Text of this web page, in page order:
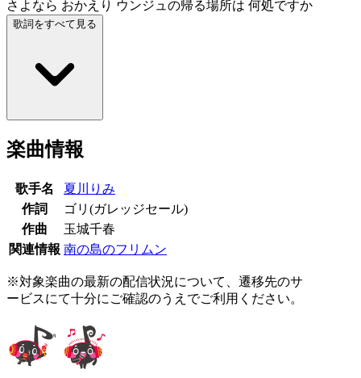
さよなら おかえり ウンジュの帰る場所は 何処ですか
歌詞をすべて見る
楽曲情報
歌手名
夏川りみ
作詞
ゴリ(ガレッジセール)
作曲
玉城千春
関連情報 南の島のフリムン
※対象楽曲の最新の配信状況について、遷移先のサ
ービスにて十分にご確認のうえでご利用ください。